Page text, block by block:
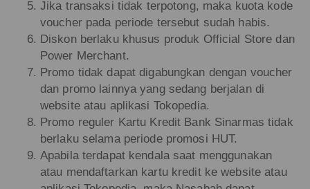
Jika transaksi tidak terpotong, maka kuota kode
voucher pada periode tersebut sudah habis.
Diskon berlaku khusus produk Official Store dan
Power Merchant.
Promo tidak dapat digabungkan dengan voucher
dan promo lainnya yang sedang berjalan di
website atau aplikasi Tokopedia.
Promo reguler Kartu Kredit Bank Sinarmas tidak
berlaku selama periode promosi HUT.
Apabila terdapat kendala saat menggunakan
atau mendaftarkan kartu kredit ke website atau